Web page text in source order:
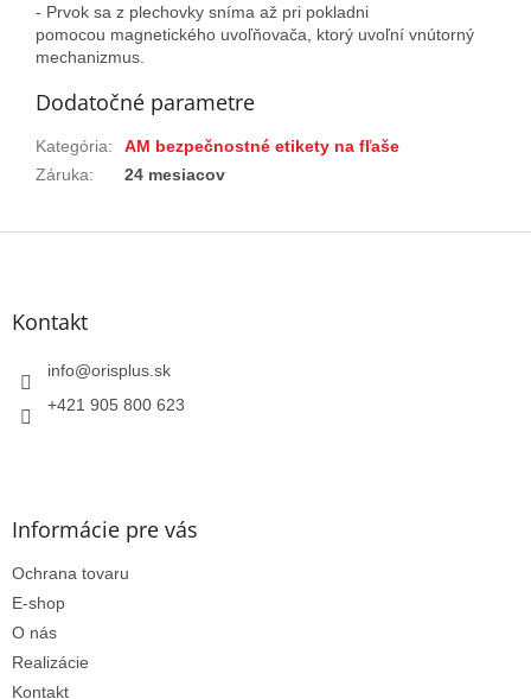
- Prvok sa z plechovky sníma až pri pokladni
pomocou magnetického uvoľňovača, ktorý uvoľní vnútorný
mechanizmus.
Dodatočné parametre
Kategória:
AM bezpečnostné etikety na fľaše
Záruka: 24 mesiacov
Z
Kontakt
info@orisplus.sk
+421 905 800 623
Informácie pre vás
Ochrana tovaru
E-shop
O nás
Realizácie
Kontakt